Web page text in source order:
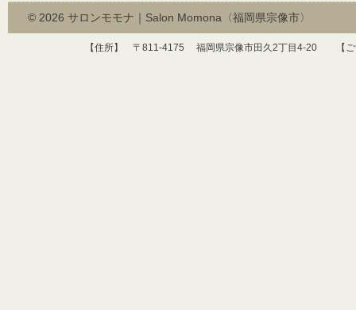
© 2026 サロンモモナ｜Salon Momona〈福岡県宗像市〉
【住所】 〒 811-4175 福岡県宗像市田久2丁目 4-20 【ご